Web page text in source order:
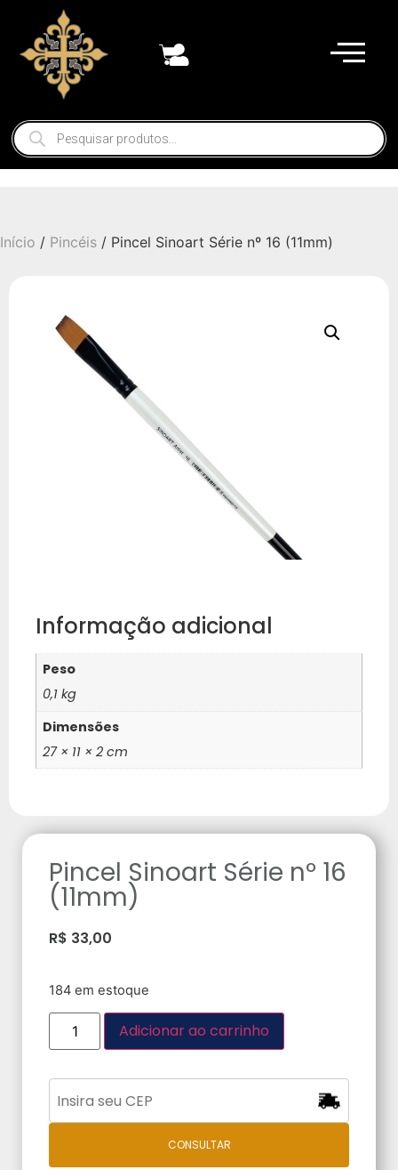
Início / Pincéis / Pincel Sinoart Série nº 16 (11mm)
Informação adicional
Peso
0,1 kg
Dimensões
27 × 11 × 2 cm
Pincel Sinoart Série nº 16
(11mm)
R$ 33,00
184 em estoque
Adicionar ao carrinho
CONSULTAR